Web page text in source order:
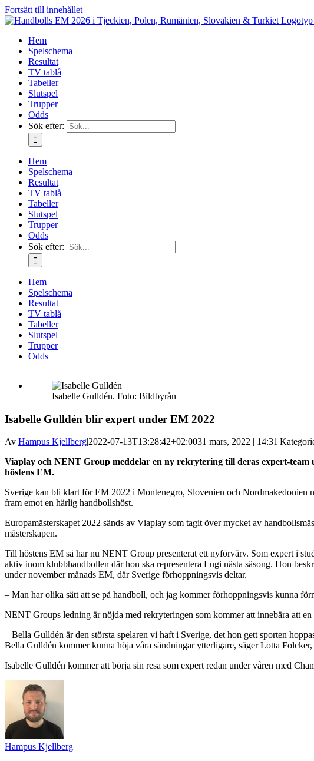
Fortsätt till innehållet
Hem
Spelschema
Resultat
TV tablå
Tabeller
Slutspel
Trupper
Odds
Sök efter:
Hem
Spelschema
Resultat
TV tablå
Tabeller
Slutspel
Trupper
Odds
Sök efter:
Hem
Spelschema
Resultat
TV tablå
Tabeller
Slutspel
Trupper
Odds
Isabelle Gulldén. Foto: Bildbyrån
Isabelle Gulldén blir expert under EM 2022
Av Hampus Kjellberg|2022-07-13T13:28:42+02:0031 mars, 2022 | 14:31|
Viaplay och NENT Group meddelar en ny rekrytering till deras expert-
höstens EM.
Sverige kan bli klart för EM 2022 i Montenegro, Slovenien och Nordmakedonien
fram emot en härlig handbollshöst.
Europamästerskapet 2022 sänds av Viaplay som tagit över mycket av
mästerskapen.
Till höstens EM så har nu NENT Group presenterat ett nyförvärv. Som expert i
aktiv inom klubbhandbollen där hon ska representera Lugi nästa säsong. Hon
under november månads EM, där Sverige förhoppningsvis deltar.
– Man har olika sätt att se på handboll, och jag kommer förhoppningsvis kunna
NENT Groups ledning är nöjda med rekryteringen som kommer att innebära att
– Bella Gulldén är den största spelaren vi haft i Sverige, det hon gett sporten
Bella Gulldén kommer kunna höja våra sändningar ytterligare, säger Lotta
Isabelle Gulldén kommer att börja sin resa som expert redan under våren med
Hampus Kjellberg